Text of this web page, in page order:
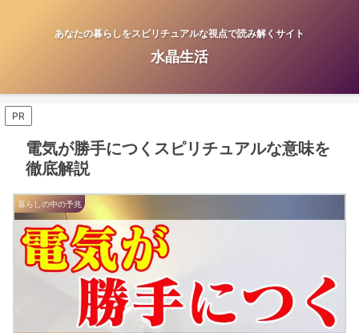
あなたの暮らしをスピリチュアルな視点で読み解くサイト
水晶生活
PR
電気が勝手につくスピリチュアルな意味を
徹底解説
暮らしの中の予兆